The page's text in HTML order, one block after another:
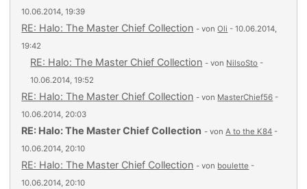
10.06.2014, 19:39
RE: Halo: The Master Chief Collection - vonOli - 10.06.2014,
19:42
RE: Halo: The Master Chief Collection - von NilsoSto -
10.06.2014, 19:52
RE: Halo: The Master Chief Collection - von MasterChief56 -
10.06.2014, 20:03
RE: Halo: The Master Chief Collection - vonA to the K84 -
10.06.2014, 20:10
RE: Halo: The Master Chief Collection - von boulette -
10.06.2014, 20:10